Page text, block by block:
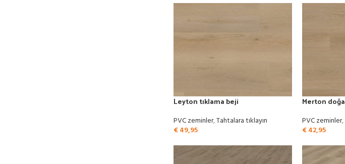
Leyton tıklama beji
PVC zeminler,Tahtalara tıklayın
€49,95
Merton
PVC zeminler,
€42,95